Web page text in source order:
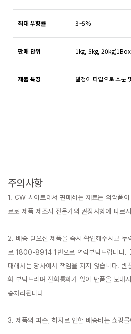
최대 부향률 3~5%
판매 단위 1kg, 5kg,
제품 특징 알갱이 타입으로 소분
주의사항
1. CW 사이트에서 판매하는 재료는 의약품
료로 제품 제조시 전문가의 권장사항에 따르
2. 배송 받으신 제품을 즉시 확인해주시고 누
로 1800-8914 1번으로 연락부탁드립니다.
대해서는 당사에서 책임을 지지 않습니다. 반
화 부탁드리며 전화통화가 없이 반품을 보내
송처리됩니다.
3. 제품의 파손, 하자로 인한 배송비는 쇼핑